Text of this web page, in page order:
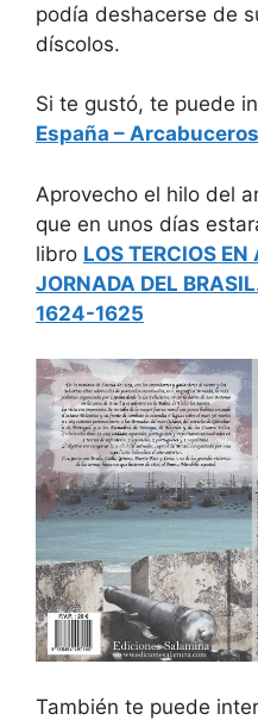
podía deshacerse de
díscolos.
Si te gustó, te puede
España –
Aprovecho el hilo del
que en unos días
libro LOS TERCIOS
JORNADA DEL
1624-1625
También te puede